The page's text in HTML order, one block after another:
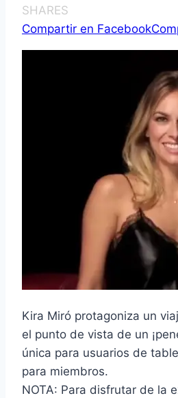
SHARES
Compartir en Facebook
Kira Miró protagoniza un
el punto de vista de un
única para usuarios de
para miembros.
NOTA: Para disfrutar de la